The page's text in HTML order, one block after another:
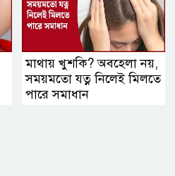
মাথায় খুশকি? অবহেলা নয়,
সময়মতো যত্ন নিলেই মিলতে
পারে সমাধান